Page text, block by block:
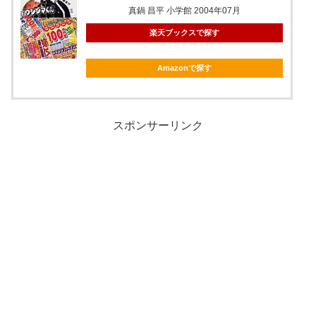
真鍋 昌平 小学館 2004年07月
楽天ブックスで探す
Amazonで探す
スポンサーリンク